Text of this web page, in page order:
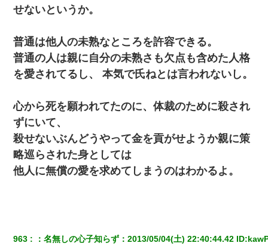
せないというか。
普通は他人の未熟なところを許容できる。
普通の人は親に自分の未熟さも欠点も含めた人格
を愛されてるし、 本気で氏ねとは言われないし。
心から死を願われてたのに、体裁のために殺され
ずにいて、
殺せないぶんどうやって金を貢がせようか親に策
略巡らされた身としては
他人に無償の愛を求めてしまうのはわかるよ。
963 ：名無しの心子知らず ：2013/05/04(土) 22:40:44.42 ID: